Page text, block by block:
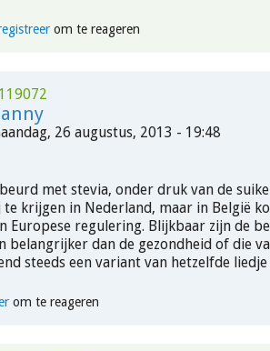
om te reageren
26 augustus, 2013 - 19:48
met stevia, onder druk van de
krijgen in Nederland, maar in België
Europese regulering. Blijkbaar zijn de
belangrijker dan de gezondheid of die
steeds een variant van hetzelfde
om te reageren